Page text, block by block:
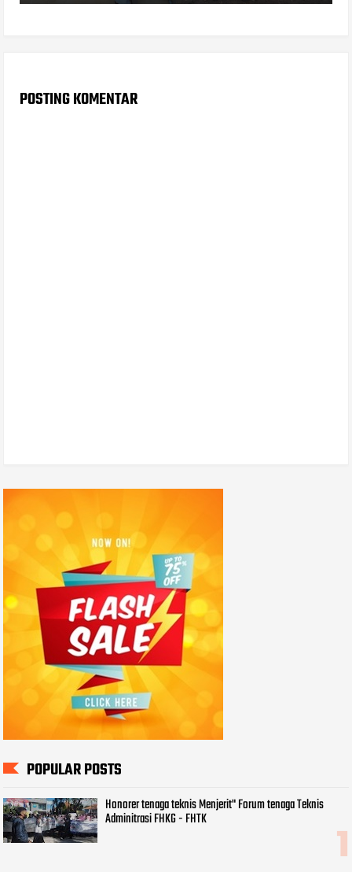
POSTING KOMENTAR
POPULAR POSTS
Honorer tenaga teknis Menjerit" Forum tenaga Teknis
Adminitrasi FHKG - FHTK